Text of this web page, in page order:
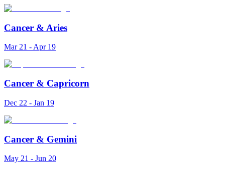
Cancer & Aries
Mar 21 - Apr 19
Cancer & Capricorn
Dec 22 - Jan 19
Cancer & Gemini
May 21 - Jun 20